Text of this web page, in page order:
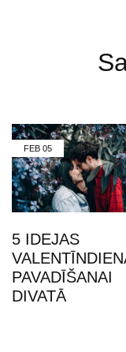
FEB 05
5 IDEJAS
PAVADĪŠANAI
DIVATĀ